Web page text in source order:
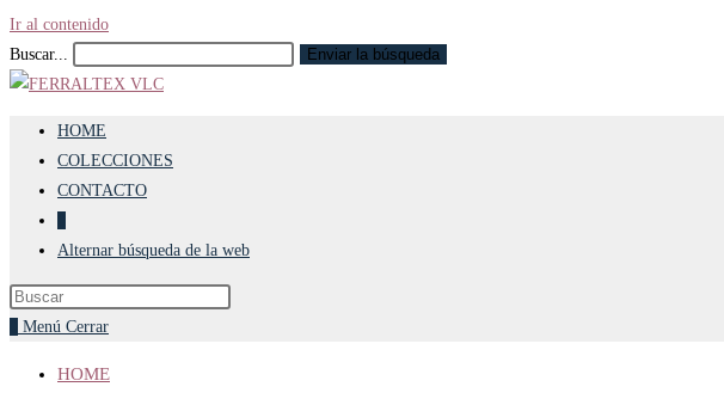
Ir al contenido
Buscar...
Enviar la búsqueda
HOME
COLECCIONES
CONTACTO
Alternar búsqueda de la web
Menú Cerrar
HOME